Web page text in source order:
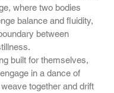
where two bodies
balance and fluidity,
between
built for themselves,
in a dance of
together and drift